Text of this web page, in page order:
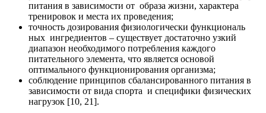
питания в зависимости от образа жизни, характера
тренировок и места их проведения;
точность дозирования физиологически функциональ
ных ингредиентов – существует достаточно узкий
диапазон необходимого потребления каждого
питательного элемента, что является основой
оптимального функционирования организма;
соблюдение принципов сбалансированного питания в
зависимости от вида спорта и специфики физических
нагрузок [10, 21].